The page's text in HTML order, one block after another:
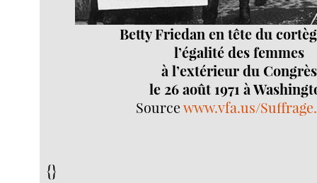
Betty Friedan en tête du
l’égalité des femmes
à l’extérieur du Congrès
le 26 août 1971 à
Sourcewww.vfa.us/
{}